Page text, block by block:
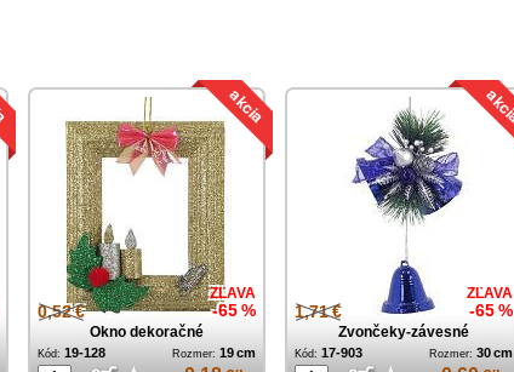
0,52 €
ZĽAVA
-65 %
Okno dekoračné
Rozmer: 19 cm
Kód: 19-128
1,71 €
ZĽAVA
-65 %
Zvončeky-závesné
Rozmer: 30 cm
Kód: 17-903